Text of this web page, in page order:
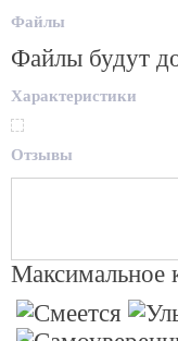
Файлы
Файлы будут
Характеристики
Отзывы
Максимальное